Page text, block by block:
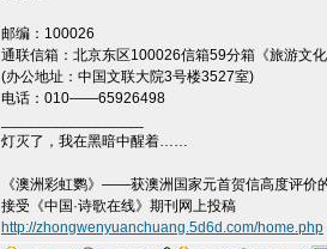
邮编：100026
通联信箱：北京东区100026信箱59分箱《旅游文
(办公地址：中国文联大院3号楼3527室)
电话：010——65926498
灯灭了，我在黑暗中醒着……
《澳洲彩虹鹦》——获澳洲国家元首贺信高度评价
接受《中国·诗歌在线》期刊网上投稿
http://zhongwenyuanchuang.5d6d.com/home.php